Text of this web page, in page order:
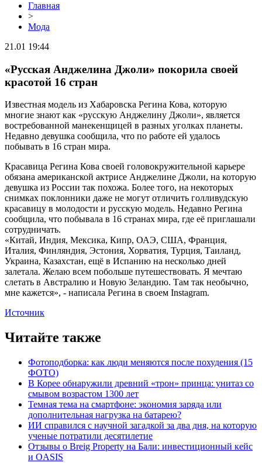
Главная
>
Мода
21.01 19:44
«Русская Анджелина Джоли» покорила своей
красотой 16 стран
Известная модель из Хабаровска Регина Кова, которую
многие знают как «русскую Анджелину Джоли», является
востребованной манекенщицей в разных уголках планеты.
Недавно девушка сообщила, что по работе ей удалось
побывать в 16 стран мира.
Красавица Регина Кова своей головокружительной карьере
обязана американской актрисе Анджелине Джоли, на которую
девушка из России так похожа. Более того, на некоторых
снимках поклонники даже не могут отличить голливудскую
красавицу в молодости и русскую модель. Недавно Регина
сообщила, что побывала в 16 странах мира, где её приглашали
сотрудничать.
«Китай, Индия, Мексика, Кипр, ОАЭ, США, Франция,
Италия, Финляндия, Эстония, Хорватия, Турция, Таиланд,
Украина, Казахстан, ещё в Испанию на несколько дней
залетала. Желаю всем побольше путешествовать. Я мечтаю
слетать в Австралию и Новую Зеландию. Там так необычно,
мне кажется», - написала Регина в своем Instagram.
Источник
Читайте также
Фотоподборка: как люди меняются после похудения (15
ФОТО)
В Корее обнаружили древний «трон» принца: унитаз со
смывом возрастом 1300 лет
Темная тема на смартфоне: экономия заряда или
дополнительная нагрузка на батарею?
ИИ справился с научной загадкой за два дня, на которую
ученые потратили десятилетие
Отзывы о Breig Property на Бали: инвестиционный кейс
и OASIS